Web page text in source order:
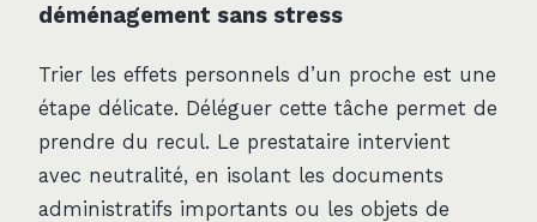
déménagement sans stress
Trier les effets personnels d’un proche est une
étape délicate. Déléguer cette tâche permet de
prendre du recul. Le prestataire intervient
avec neutralité, en isolant les documents
administratifs importants ou les objets de